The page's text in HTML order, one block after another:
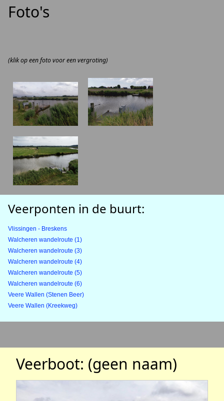
Foto's
(klik op een foto voor een vergroting)
Veerponten in de buurt:
Vlissingen - Breskens
Walcheren wandelroute (1)
Walcheren wandelroute (3)
Walcheren wandelroute (4)
Walcheren wandelroute (5)
Walcheren wandelroute (6)
Veere Wallen (Stenen Beer)
Veere Wallen (Kreekweg)
Veerboot: (geen naam)